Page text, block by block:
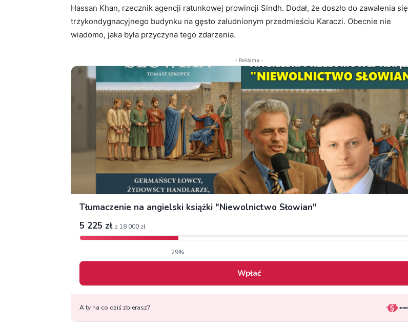
Hassan Khan, rzecznik agencji ratunkowej prowincji Sindh. Dodał, że doszło do zawalenia się
trzykondygnacyjnego budynku na gęsto zaludnionym przedmieściu Karaczi. Obecnie nie
wiadomo, jaka była przyczyna tego zdarzenia.
- Reklama -